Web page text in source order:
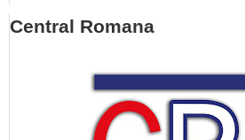
Central Romana